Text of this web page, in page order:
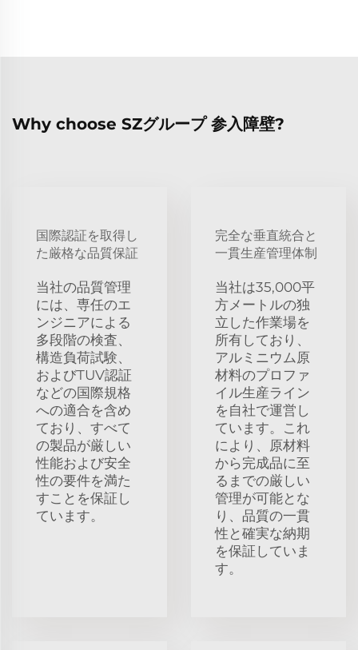
Why choose SZグループ 参入障壁?
国際認証を取得し
た厳格な品質保証
当社の品質管理
には、専任のエ
ンジニアによる
多段階の検査、
構造負荷試験、
およびTUV認証
などの国際規格
への適合を含め
ており、すべて
の製品が厳しい
性能および安全
性の要件を満た
すことを保証し
ています。
完全な垂直統合と
一貫生産管理体制
当社は35,000平
方メートルの独
立した作業場を
所有しており、
アルミニウム原
材料のプロファ
イル生産ライン
を自社で運営し
ています。これ
により、原材料
から完成品に至
るまでの厳しい
管理が可能とな
り、品質の一貫
性と確実な納期
を保証していま
す。